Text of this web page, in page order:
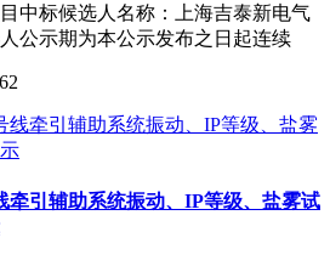
中标候选人名称：上海吉泰新电气
公示期为本公示发布之日起连续
62
牵引辅助系统振动、IP等级、盐雾试